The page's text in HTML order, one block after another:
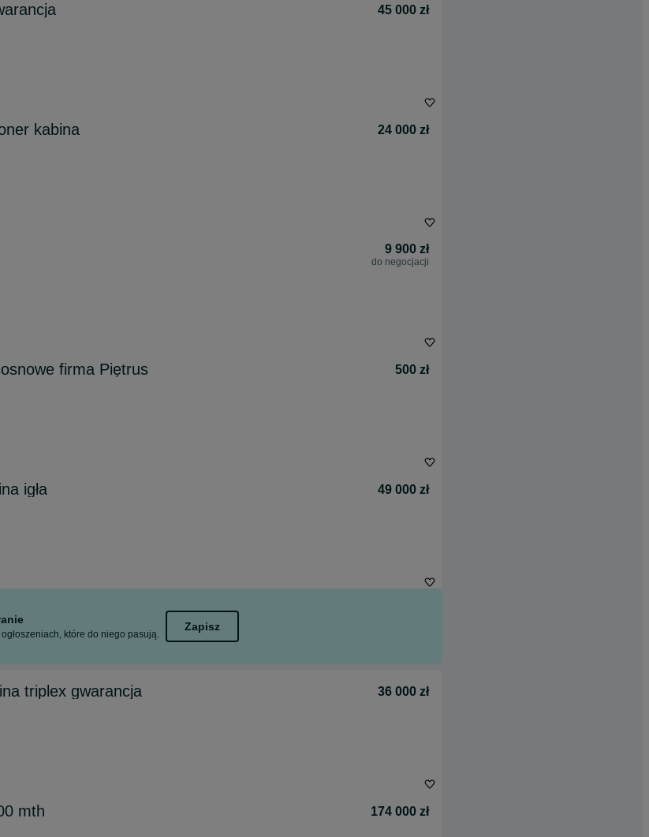
45 000 zł
kabina 24 000 zł
9 900 zł
do negocjacji
firma Piętrus
500 zł
igła 49 000 zł
które do niego pasują.
Zapisz
triplex gwarancja 36 000 zł
mth 174 000 zł